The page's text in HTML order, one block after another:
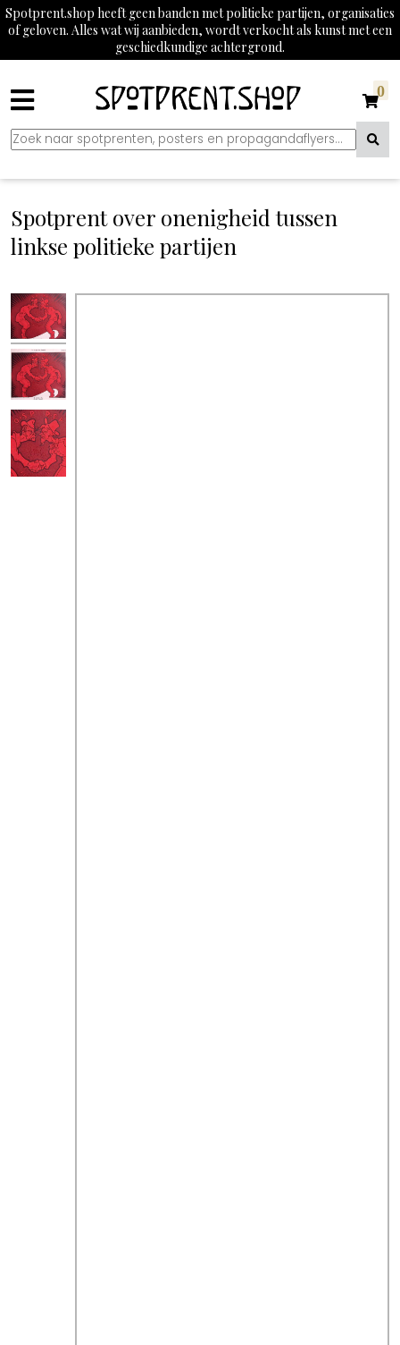
Spotprent.shop heeft geen banden met politieke partijen, organisaties
of geloven. Alles wat wij aanbieden, wordt verkocht als kunst met een
geschiedkundige achtergrond.
0
Spotprent over onenigheid tussen
linkse politieke partijen